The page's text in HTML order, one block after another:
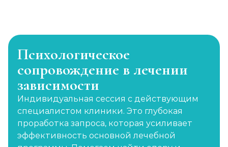
Психологическое
сопровождение в лечении
зависимости
Индивидуальная сессия с действующим
специалистом клиники. Это глубокая
проработка запроса, которая усиливает
эффективность основной лечебной